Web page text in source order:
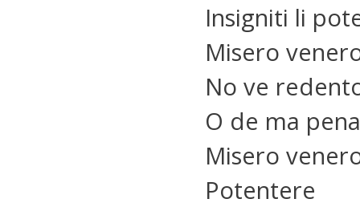
Insigniti li
Misero
No ve
O de ma
Misero
Potentere